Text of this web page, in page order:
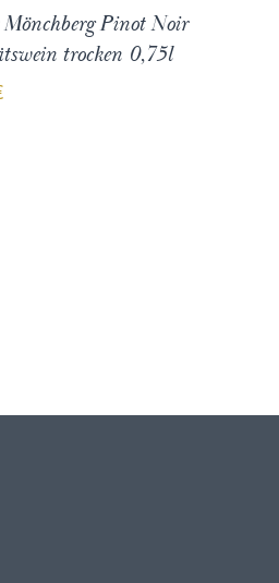
Pinot Noir
trocken 0,75l